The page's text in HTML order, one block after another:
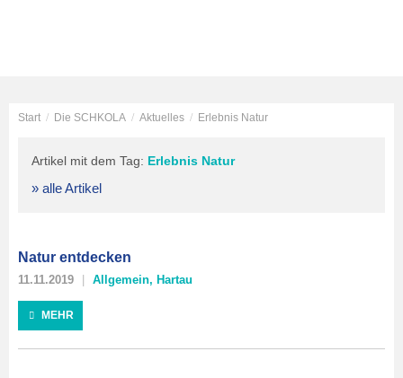
Start / Die SCHKOLA / Aktuelles / Erlebnis Natur
Artikel mit dem Tag: Erlebnis Natur
» alle Artikel
Natur entdecken
11.11.2019 Allgemein, Hartau
MEHR